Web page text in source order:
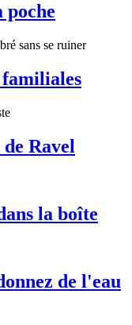
poche
sans se ruiner
Ravel
la boîte
de l'eau